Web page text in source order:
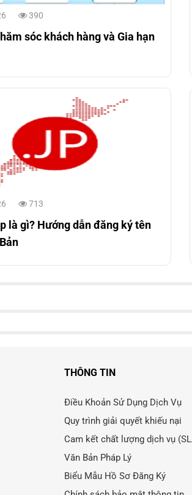
390
sóc khách hàng và Gia hạn
713
là gì? Hướng dẫn đăng ký tên
THÔNG TIN
Điều Khoản Sử Dụng Dịch Vụ
Quy trình giải quyết khiếu nại
Cam kết chất lượng dịch vụ
Văn Bản Pháp Lý
Biểu Mẫu Hồ Sơ Đăng Ký